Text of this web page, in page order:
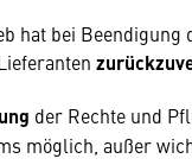
hat bei
der Rechte und
möglich, außer